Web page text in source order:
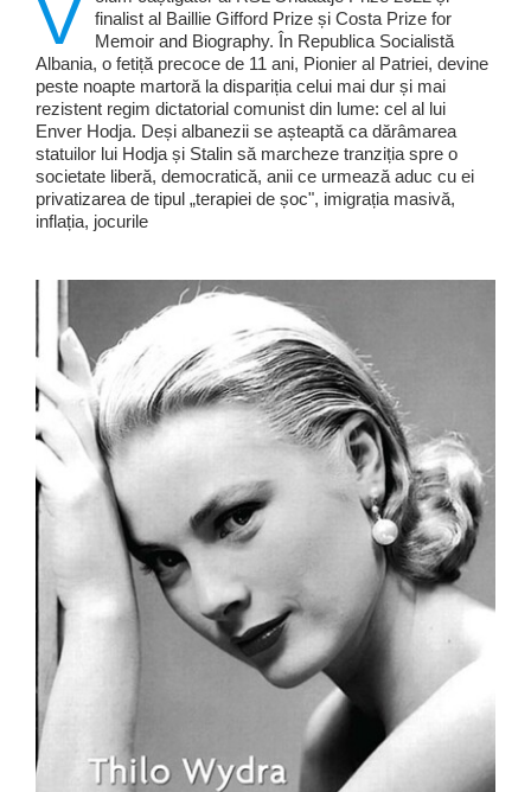
V
finalist al Baillie Gifford Prize și Costa Prize for
Memoir and Biography. În Republica Socialistă
Albania, o fetiță precoce de 11 ani, Pionier al Patriei, devine
peste noapte martoră la dispariția celui mai dur și mai
rezistent regim dictatorial comunist din lume: cel al lui
Enver Hodja. Deși albanezii se așteaptă ca dărâmarea
statuilor lui Hodja și Stalin să marcheze tranziția spre o
societate liberă, democratică, anii ce urmează aduc cu ei
privatizarea de tipul „terapiei de șoc", imigrația masivă,
inflația, jocurile